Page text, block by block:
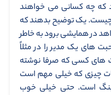
که چه کسانی می خواهند
چیست. یک توضیح بدهند که
در همایشی برود به خاطر
های یک مدیر را در مثلاً
های کسی که صرفا نوشته
چیزی که خیلی مهم است
است. حتی خیلی خوب